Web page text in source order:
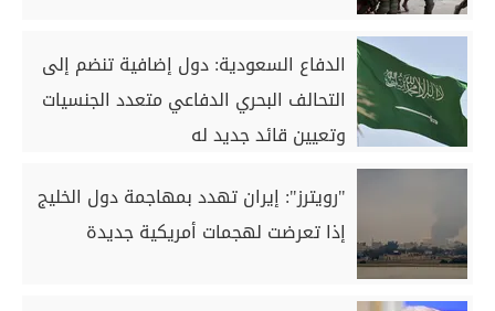
الدفاع السعودية: دول إضافية تنضم إلى
التحالف البحري الدفاعي متعدد الجنسيات
وتعيين قائد جديد له
"رويترز": إيران تهدد بمهاجمة دول الخليج
إذا تعرضت لهجمات أمريكية جديدة